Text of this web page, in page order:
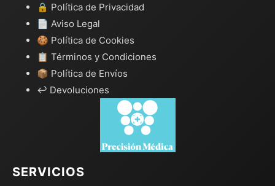
🔒 Política de Privacidad
📄 Aviso Legal
🍪 Política de Cookies
📋 Términos y Condiciones
📦 Política de Envíos
↩️ Devoluciones
SERVICIOS